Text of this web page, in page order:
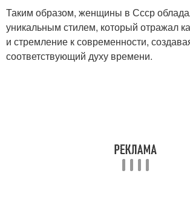
Таким образом, женщины в Ссср
уникальным стилем, который отражал
и стремление к современности,
соответствующий духу времени.